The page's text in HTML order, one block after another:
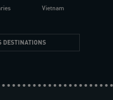
Vietnam
DESTINATIONS